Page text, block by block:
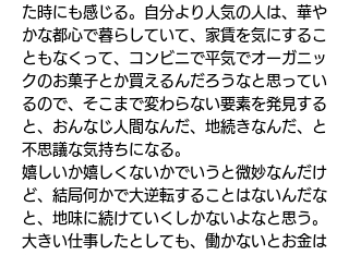
た時にも感じる。自分より人気の人は、華や
かな都心で暮らしていて、家賃を気にするこ
ともなくって、コンビニで平気でオーガニッ
クのお菓子とか買えるんだろうなと思ってい
るので、そこまで変わらない要素を発見する
と、おんなじ人間なんだ、地続きなんだ、と
不思議な気持ちになる。
嬉しいか嬉しくないかでいうと微妙なんだけ
ど、結局何かで大逆転することはないんだな
と、地味に続けていくしかないよなと思う。
大きい仕事したとしても、働かないとお金は